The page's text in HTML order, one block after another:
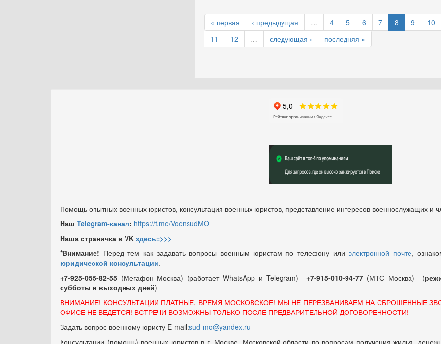
« первая ‹ предыдущая … 4 5 6 7 8 9
10
11
12 … следующая › последняя »
Помощь опытных военных юристов, консультация военных юристов, представление интересов военнослужащих и
Наш Telegram-канал: https://t.me/VoensudMO
Наша страничка в VK здесь=>>>
*Внимание! Перед тем как задавать вопросы военным юристам по телефону илиэлектронной почте,
юридической консультации.
+7-925-055-82-55 (Мегафон Москва) (работает WhatsApp и Telegram) +7-915-010-94-77 (МТС Москва) (
субботы и выходных дней)
ВНИМАНИЕ! КОНСУЛЬТАЦИИ ПЛАТНЫЕ, ВРЕМЯ МОСКОВСКОЕ! МЫ НЕ ПЕРЕЗВАНИВАЕМ НА СБРОШЕННЫЕ
ОФИСЕ НЕ ВЕДЕТСЯ! ВСТРЕЧИ ВОЗМОЖНЫ ТОЛЬКО ПОСЛЕ ПРЕДВАРИТЕЛЬНОЙ ДОГОВОРЕННОСТИ!
Задать вопрос военному юристу E-mail:sud-mo@yandex.ru
Консультации (помощь) военных юристов в г. Москве, Московской области по вопросам получения жилья,